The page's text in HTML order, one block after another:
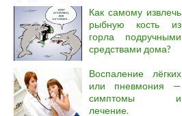
Как самому извлечь
рыбную кость из
горла подручными
средствами дома?
Воспаление лёгких
или пневмония —
симптомы и
лечение.